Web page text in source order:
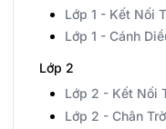
Lớp 1 - Kết Nối
Lớp 1 - Cánh
Lớp 2
Lớp 2 - Kết Nối
Lớp 2 - Chân